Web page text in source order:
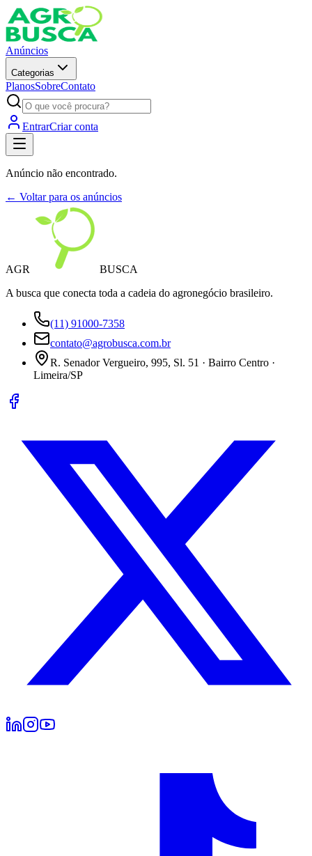
Anúncios
Categorias
PlanosSobreContato
EntrarCriar conta
Anúncio não encontrado.
← Voltar para os anúncios
AGR
BUSCA
A busca que conecta toda a cadeia do agronegócio brasileiro.
(11) 91000-7358
contato@agrobusca.com.br
R. Senador Vergueiro, 995, Sl. 51 · Bairro Centro ·
Limeira/SP